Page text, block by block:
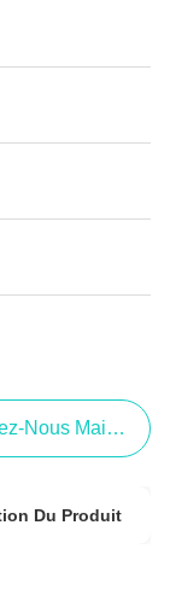
Nous Maintenant
Du Produit